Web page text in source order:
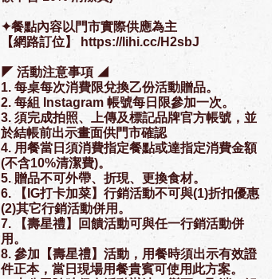
✦餐點內容以門市實際供應為主
【網路訂位】 https://lihi.cc/H2sbJ
◤ 活動注意事項 ◢
1. 每桌每次消費限兌換乙份活動贈品。
2. 每組 Instagram 帳號每日限參加一次。
3. 須完成拍照、上傳及標記品牌官方帳號，並
於結帳前出示畫面供門市確認
4. 用餐當日須消費指定餐點或達指定消費金額
(不含10%清潔費)。
5. 贈品不可外帶、折現、更換食材。
6. 【IG打卡加菜】行銷活動不可與(1)折扣優惠
(2)其它行銷活動併用。
7. 【壽星禮】回饋活動可與任一行銷活動併
用。
8. 參加【壽星禮】活動，用餐時須出示有效證
件正本，當日現場用餐貴賓可使用此方案。